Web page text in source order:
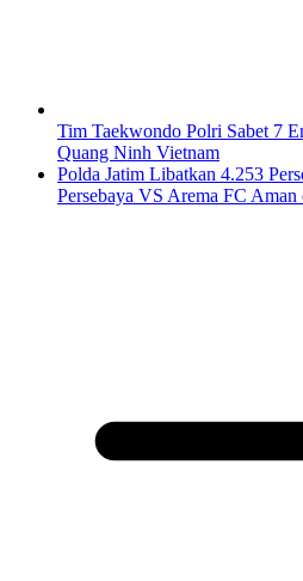
Tim Taekwondo Polri Sabet 7
Quang Ninh Vietnam
Polda Jatim Libatkan 4.253
Persebaya VS Arema FC